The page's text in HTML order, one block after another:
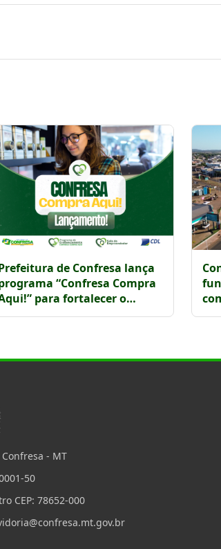
de Confresa lança
“Confresa Compra
para fortalecer o
local
- MT
50
CEP: 78652-000